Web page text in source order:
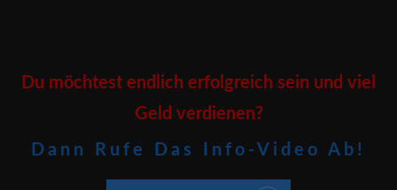
Du möchtest endlich erfolgreich sein und viel
Geld verdienen?
Dann Rufe Das Info-Video Ab!